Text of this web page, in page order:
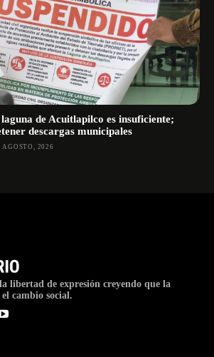
de Acuitlapilco es insuficiente;
descargas municipales
AGOSTO, 2026
libertad de expresión creyendo que la
cambio social.